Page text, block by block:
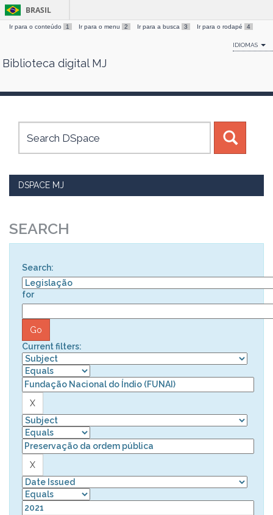
Skip
BRASIL
Ir para o conteúdo 1 Ir para o menu 2 Ir para a busca 3 Ir para o rodapé 4
IDIOMAS
Biblioteca digital MJ
DSPACE MJ
SEARCH
Search:
for
Current filters: